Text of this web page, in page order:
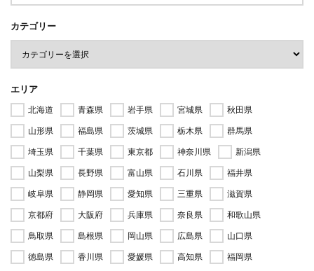
カテゴリー
エリア
北海道 青森県 岩手県 宮城県
秋田県
山形県
福島県 茨城県 栃木県
群馬県
埼玉県
千葉県 東京都 神奈川県
新潟県
山梨県
長野県 富山県 石川県
福井県
岐阜県
静岡県 愛知県 三重県
滋賀県
京都府
大阪府 兵庫県 奈良県
和歌山県
鳥取県
島根県 岡山県 広島県
山口県
徳島県
香川県 愛媛県 高知県
福岡県